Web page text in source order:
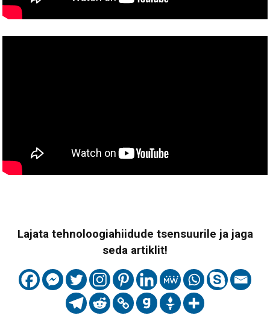
Lajata tehnoloogiahiidude tsensuurile ja jaga
seda artiklit!